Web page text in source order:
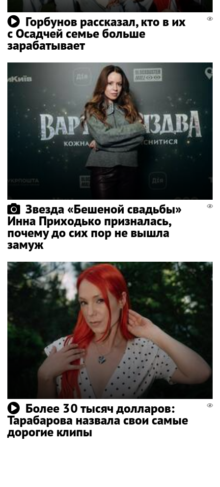
Горбунов рассказал, кто в их
с Осадчей семье больше
зарабатывает
Звезда «Бешеной свадьбы»
Инна Приходько призналась,
почему до сих пор не вышла
замуж
Более 30 тысяч долларов:
Тарабарова назвала свои самые
дорогие клипы